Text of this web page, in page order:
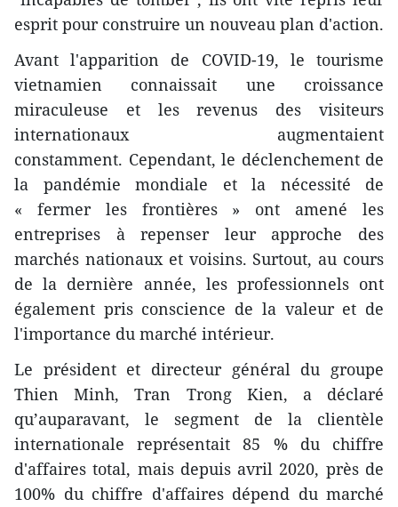
esprit pour construire un nouveau plan d'action.
Avant l'apparition de COVID-19, le tourisme
vietnamien connaissait une croissance
miraculeuse et les revenus des visiteurs
internationaux augmentaient
constamment. Cependant, le déclenchement de
la pandémie mondiale et la nécessité de
« fermer les frontières » ont amené les
entreprises à repenser leur approche des
marchés nationaux et voisins. Surtout, au cours
de la dernière année, les professionnels ont
également pris conscience de la valeur et de
l'importance du marché intérieur.
Le président et directeur général du groupe
Thien Minh, Tran Trong Kien, a déclaré
qu’auparavant, le segment de la clientèle
internationale représentait 85 % du chiffre
d'affaires total, mais depuis avril 2020, près de
100% du chiffre d'affaires dépend du marché